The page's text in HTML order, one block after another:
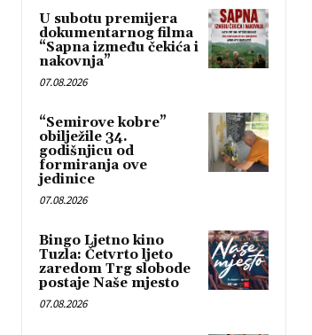
U subotu premijera
dokumentarnog filma
“Sapna između čekića i
nakovnja”
07.08.2026
“Semirove kobre”
obilježile 34.
godišnjicu od
formiranja ove
jedinice
07.08.2026
Bingo Ljetno kino
Tuzla: Četvrto ljeto
zaredom Trg slobode
postaje Naše mjesto
07.08.2026